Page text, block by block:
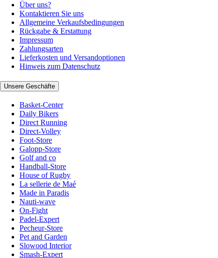
Über uns?
Kontaktieren Sie uns
Allgemeine Verkaufsbedingungen
Rückgabe & Erstattung
Impressum
Zahlungsarten
Lieferkosten und Versandoptionen
Hinweis zum Datenschutz
Unsere Geschäfte
Basket-Center
Daily Bikers
Direct Running
Direct-Volley
Foot-Store
Galopp-Store
Golf and co
Handball-Store
House of Rugby
La sellerie de Maé
Made in Paradis
Nauti-wave
On-Fight
Padel-Expert
Pecheur-Store
Pet and Garden
Slowood Interior
Smash-Expert